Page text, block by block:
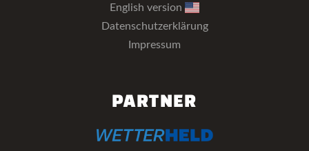
English version
Datenschutzerklärung
Impressum
PARTNER